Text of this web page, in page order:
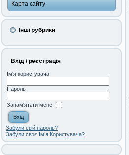
Карта сайту
Інші рубрики
Вхід / реєстрація
Ім'я користувача
Пароль
Запам'ятати мене
Забули свій пароль?
Забули своє Ім’я Користувача?